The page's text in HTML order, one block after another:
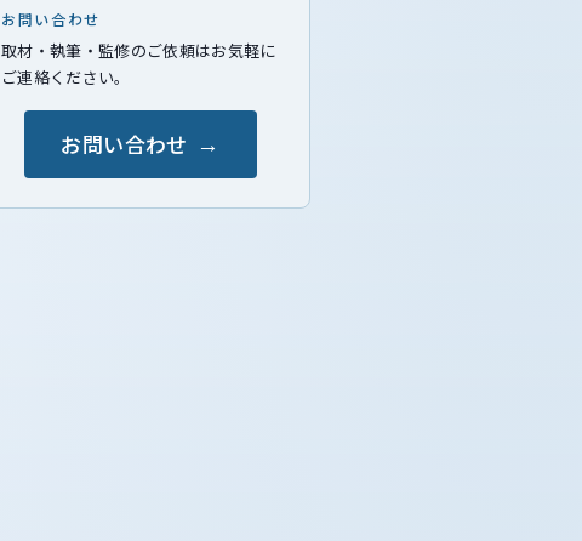
お問い合わせ
取材・執筆・監修のご依頼はお気軽に
ご連絡ください。
お問い合わせ